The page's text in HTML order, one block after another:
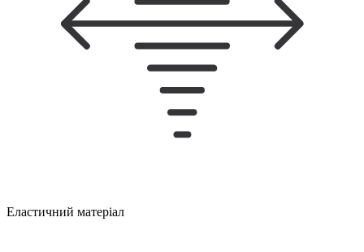
Еластичний матеріал